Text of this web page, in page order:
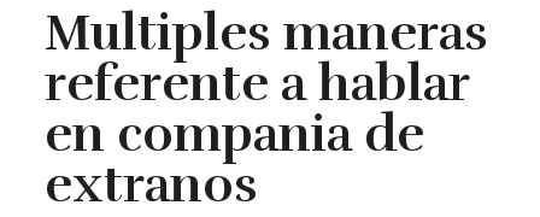
Multiples maneras
referente a hablar
en compania de
extranos